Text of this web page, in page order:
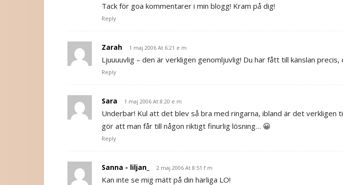
Tack för goa kommentarer i min blogg! Kram på dig!
Reply
Zarah 1 maj 2006 At 6:21 e m
Ljuuuuvlig – den är verkligen genomljuvlig! Du har fått till känslan precis,
Reply
Sara 1 maj 2006 At 8:20 e m
Underbar! Kul att det blev så bra med ringarna, ibland är det verkligen
gör att man får till någon riktigt finurlig lösning… 😀
Reply
Sanna - liljan_ 2 maj 2006 At 8:51 f m
Kan inte se mig mätt på din härliga LO!